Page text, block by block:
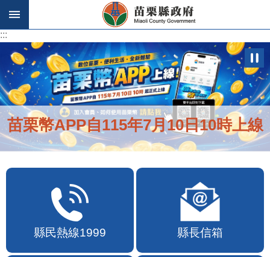
跳到主要內容區塊
:::
苗栗幣APP自115年7月10日10時上線
縣民熱線1999 縣長信箱